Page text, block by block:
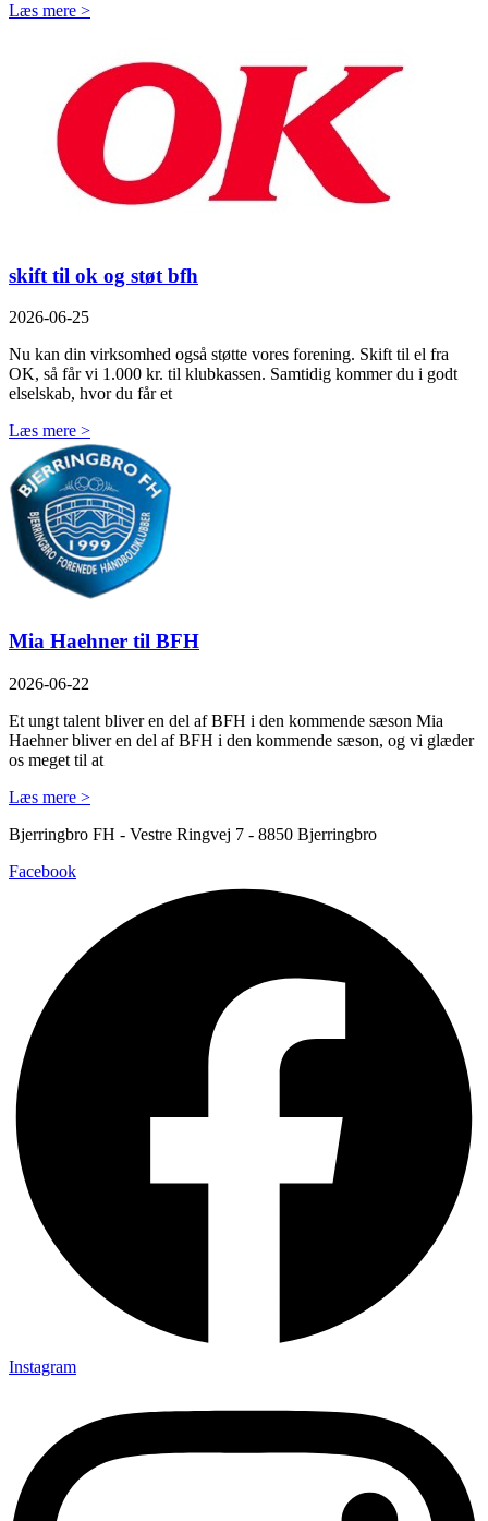
Læs mere >
skift til ok og støt bfh
2026-06-25
Nu kan din virksomhed også støtte vores forening. Skift til el fra
OK, så får vi 1.000 kr. til klubkassen. Samtidig kommer du i godt
elselskab, hvor du får et
Læs mere >
Mia Haehner til BFH
2026-06-22
Et ungt talent bliver en del af BFH i den kommende sæson Mia
Haehner bliver en del af BFH i den kommende sæson, og vi glæder
os meget til at
Læs mere >
Bjerringbro FH - Vestre Ringvej 7 - 8850 Bjerringbro
Facebook
Instagram